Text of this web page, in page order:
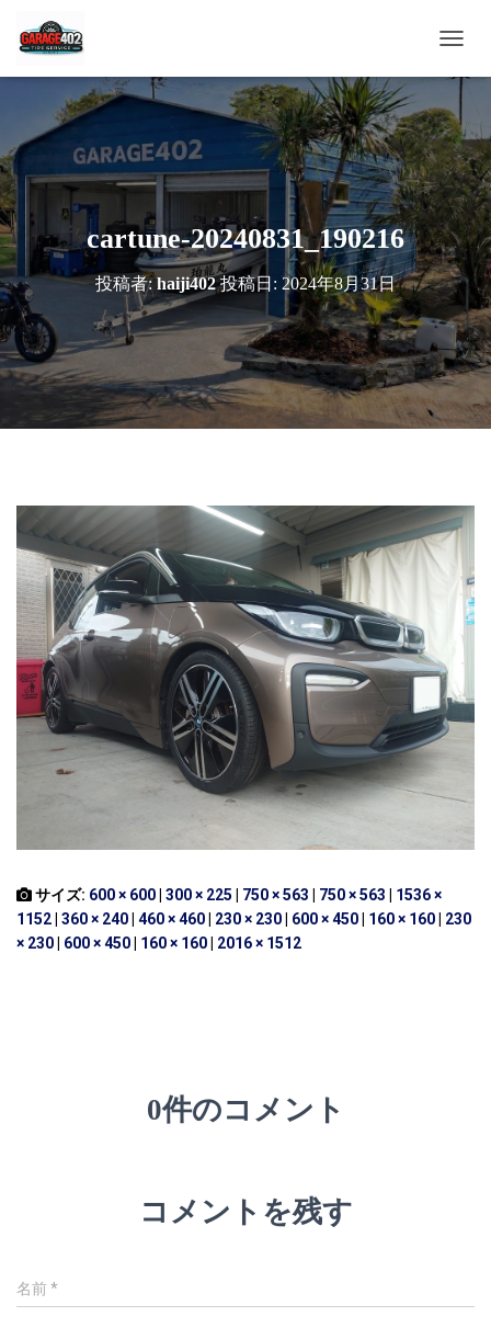
ビ
ー
シ
ョ
ン
を
切
り
替
え
cartune-20240831_190216
投稿者:haiji402投稿日: 2024年8月31日
サイズ: 600 × 600| 300 × 225 | 750 × 563 | 750 × 563 | 1536 ×
1152| 360 × 240| 460 × 460| 230 × 230| 600 × 450| 160 × 160| 230
× 230| 600 × 450| 160 × 160| 2016 × 1512
0件のコメント
コメントを残す
名前*